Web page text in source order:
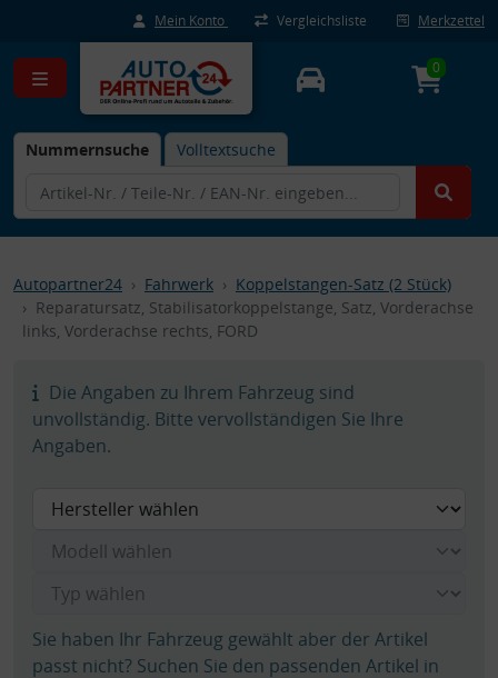
Mein Konto Vergleichsliste Merkzettel
Nummernsuche Volltextsuche
0
Autopartner24 Fahrwerk
Koppelstangen-Satz (2 Stück)
Reparatursatz, Stabilisatorkoppelstange, Satz, Vorderachse
links, Vorderachse rechts, FORD
Die Angaben zu Ihrem Fahrzeug sind
unvollständig. Bitte vervollständigen Sie Ihre
Angaben.
Sie haben Ihr Fahrzeug gewählt aber der Artikel
passt nicht? Suchen Sie den passenden Artikel in